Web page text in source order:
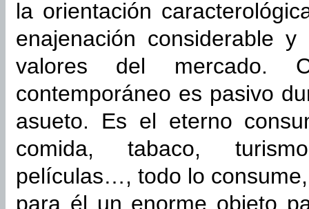
la orientación
enajenación considerable
valores del mercado.
contemporáneo es pasivo
asueto. Es el eterno
comida, tabaco,
películas…, todo lo
para él un enorme objeto